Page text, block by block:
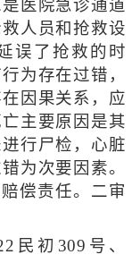
医院急诊通道
人员和抢救设
误了抢救的时
为存在过错，
因果关系，应
主要原因是其
行尸检，心脏
为次要因素。
偿责任。二审
民初309号、